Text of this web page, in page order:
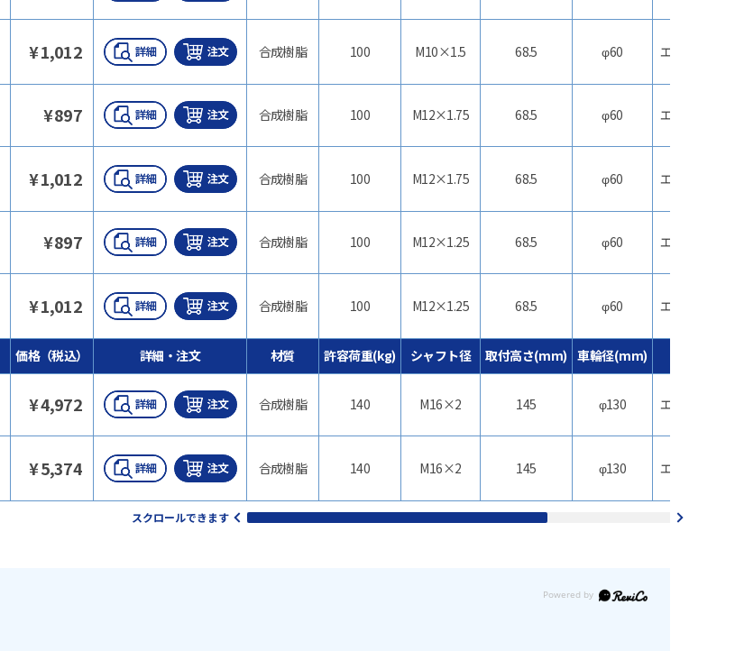
¥1,012
¥897
¥1,012
¥897
¥1,012
価格（税込） 詳細・注文
¥4,972
¥5,374
スクロールできます
合成樹脂 100 M10×1.5 68.5 φ60 エラストマー
合成樹脂 100 M12×1.75 68.5 φ60 エラストマー
合成樹脂 100 M12×1.75 68.5 φ60 エラストマー
合成樹脂 100 M12×1.25 68.5 φ60 エラストマー
合成樹脂 100 M12×1.25 68.5 φ60 エラストマー
材質 許容荷重(kg) シャフト径 取付高さ(mm) 車輪径(mm)
合成樹脂 140 M16×2 145 φ130 エラストマー
合成樹脂 140 M16×2 145 φ130 エラストマー